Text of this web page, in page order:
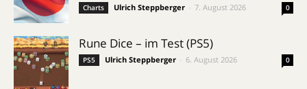
Charts Ulrich Steppberger 7. August 2026 0
Rune Dice – im Test (PS5)
PS5 Ulrich Steppberger 6. August 2026 0